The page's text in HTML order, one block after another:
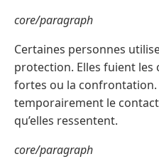
core/paragraph
Certaines personnes
protection. Elles fuient les
fortes ou la
temporairement le
qu’elles ressentent.
core/paragraph